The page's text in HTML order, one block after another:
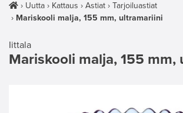
Uutta Kattaus Astiat
Tarjoiluastiat
Mariskooli malja, 155 mm, ultramariini
Iittala
Mariskooli malja, 155 mm,